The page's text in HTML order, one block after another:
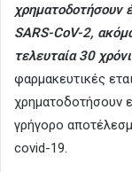
χρηματοδοτήσουν
SARS-CoV-2,
τελευταία 30
φαρμακευτικές
χρηματοδοτήσουν
γρήγορο
covid-19.